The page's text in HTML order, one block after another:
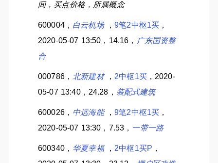
间，买点价格，所属概念
600004， 白云机场 ，9笔2中枢1买 ，
2020-05-07 13:50，14.16， 广东国资整
合
000786， 北新建材 ， 2中枢1买，2020-
05-07 13:40，24.28， 装配式建筑
600026， 中远海能 ，9笔2中枢1买 ，
2020-05-07 13:30，7.53， 一带一路
600340， 华夏幸福 ， 2中枢1买P ，